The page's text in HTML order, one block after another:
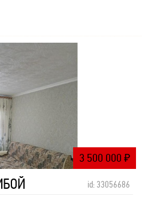
3 500 000 ₽
id: 33056686